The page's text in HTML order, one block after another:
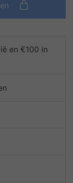
en €100 in